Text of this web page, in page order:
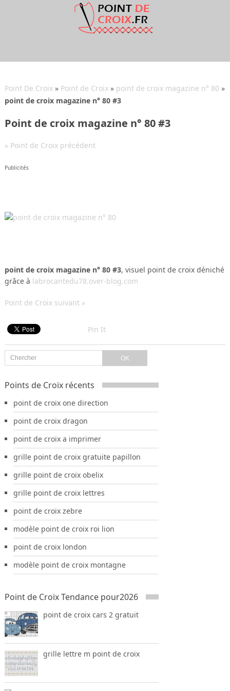
Point De Croix» Point de Croix» point de croix magazine n° 80 »
point de croix magazine n° 80 #3
Point de croix magazine n° 80 #3
« Point de Croix précédent
Publicités
point de croix magazine n° 80 #3, visuel point de croix déniché
grâce à labrocantedu78.over-blog.com
Point de Croix suivant »
Pin It
Points de Croix récents
point de croix one direction
point de croix dragon
point de croix a imprimer
grille point de croix gratuite papillon
grille point de croix obelix
grille point de croix lettres
point de croix zebre
modèle point de croix roi lion
point de croix london
modèle point de croix montagne
Point de Croix Tendance pour2026
point de croix cars 2 gratuit
grille lettre m point de croix